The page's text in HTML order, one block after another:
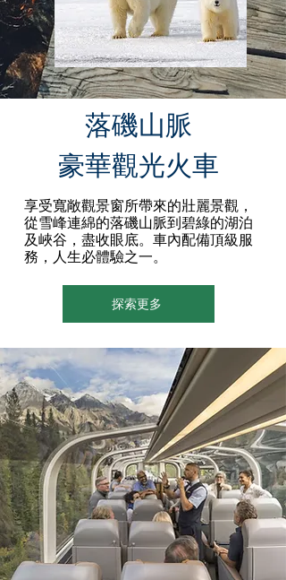
​落磯山脈
豪華觀光火車
享受寬敞觀景窗所帶來的壯麗景觀，
從雪峰連綿的落磯山脈到碧綠的湖泊
及峽谷，盡收眼底。車內配備頂級服
務，人生必體驗之一。
探索更多